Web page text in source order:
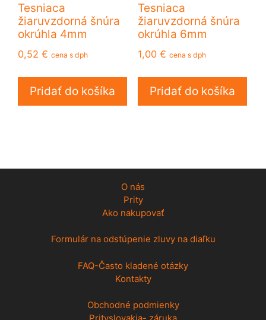
Tesniaca
žiaruvzdorná šnúra
okrúhla 4mm
0,52 € cena s dph
Pridať do košíka
Tesniaca
žiaruvzdorná šnúra
okrúhla 6mm
1,00 € cena s dph
Pridať do košíka
O nás
Prity
Ako nakupovať
Formulár na odstúpenie zluvy na diaľku
FAQ-Často kladené otázky
Kontakty
Obchodné podmienky